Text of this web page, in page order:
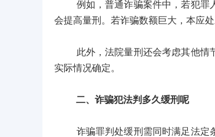
例如，普通诈骗案件中，若犯罪人
会提高量刑。若诈骗数额巨大，本应
此外，法院量刑还会考虑其他情节
实际情况确定。
二、诈骗犯法判多久缓刑呢
诈骗罪判处缓刑需同时满足法定条